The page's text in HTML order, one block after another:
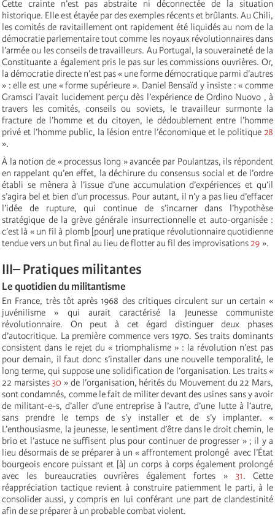
Cette crainte n’est pas abstraite ni déconnectée de la situation
historique. Elle est étayée par des exemples récents et brûlants. Au Chili,
les comités de ravitaillement ont rapidement été liquidés au nom de la
démocratie parlementaire tout comme les noyaux révolutionnaires dans
l’armée ou les conseils de travailleurs. Au Portugal, la souveraineté de la
Constituante a également pris le pas sur les commissions ouvrières. Or,
la démocratie directe n’est pas « une forme démocratique parmi d’autres
» : elle est une « forme supérieure ». Daniel Bensaïd y insiste : « comme
Gramsci l’avait lucidement perçu dès l’expérience de Ordino Nuovo , à
travers les comités, conseils ou soviets, le travailleur surmonte la
fracture de l’homme et du citoyen, le dédoublement entre l’homme
privé et l’homme public, la lésion entre l’économique et le politique 28
».
À la notion de « processus long » avancée par Poulantzas, ils répondent
en rappelant qu’en effet, la déchirure du consensus social et de l’ordre
établi se mènera à l’issue d’une accumulation d’expériences et qu’il
s’agira bel et bien d’un processus. Pour autant, il n’y a pas lieu d’effacer
l’idée de rupture, qui continue de s’incarner dans l’hypothèse
stratégique de la grève générale insurrectionnelle et auto-organisée :
c’est là « un fil à plomb [pour] une pratique révolutionnaire quotidienne
tendue vers un but final au lieu de flotter au fil des improvisations29 ».
III– Pratiques militantes
Le quotidien du militantisme
En France, très tôt après 1968 des critiques circulent sur un certain «
juvénilisme » qui aurait caractérisé la Jeunesse communiste
révolutionnaire. On peut à cet égard distinguer deux phases
d’autocritique. La première commence vers 1970. Ses traits dominants
consistent dans le rejet du « triomphalisme » : la révolution n’est pas
pour demain, il faut donc s’installer dans une nouvelle temporalité, le
long terme, qui suppose une solidification de l’organisation. Les traits «
22 marsistes 30 » de l’organisation, hérités du Mouvement du 22 Mars,
sont condamnés, comme le fait de militer devant des usines sans y avoir
de militant-e-s, d’aller d’une entreprise à l’autre, d’une lutte à l’autre,
sans prendre le temps de s’y installer et de s’y implanter. «
L’enthousiasme, la jeunesse, le sentiment d’être dans le droit chemin, le
brio et l’astuce ne suffisent plus pour continuer de progresser » ; il y a
lieu désormais de se préparer à un « affrontement prolongé avec l’État
bourgeois encore puissant et [à] un corps à corps également prolongé
avec les bureaucraties ouvrières également fortes » 31. Cette
réappréciation tactique revient à construire patiemment le parti, à le
consolider aussi, y compris en lui conférant une part de clandestinité
afin de se préparer à un probable combat violent.